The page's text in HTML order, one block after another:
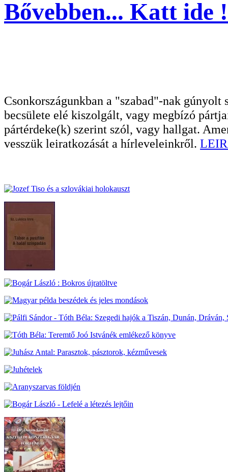
Bővebben... Katt ide !
Csonkországunkban a "szabad"-nak
becsülete elé kiszolgált, vagy megbízó
pártérdeke(k) szerint szól, vagy hallgat.
vesszük leiratkozását a hírleveleinkről.